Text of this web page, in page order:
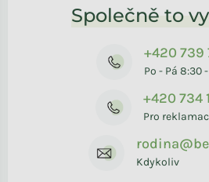
Společně to
+420 739
Po - Pá 8:30
+420 734
Pro
Kdykoliv